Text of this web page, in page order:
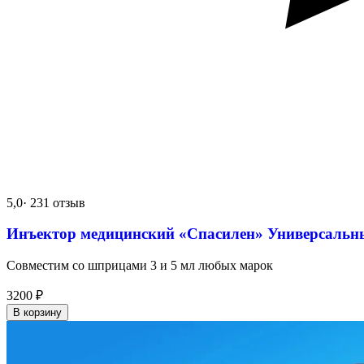
5,0· 231 отзыв
Инъектор медицинский «Спасилен»
Совместим со шприцами 3 и 5 мл любых марок
3200 ₽
В корзину